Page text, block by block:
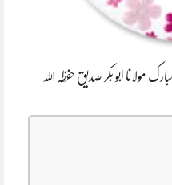
ابو بکر صدیق حفظہ اللہ